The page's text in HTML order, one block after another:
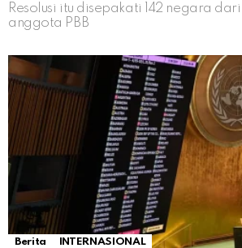
Resolusi itu disepakati 142 negara
anggota PBB
Berita INTERNASIONAL